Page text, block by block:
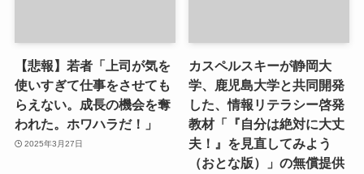
【悲報】若者「上司が気を
使いすぎて仕事をさせても
らえない。成長の機会を奪
われた。ホワハラだ！」
2025年3月27日
カスペルスキーが静岡大
学、鹿児島大学と共同開発
した、情報リテラシー啓発
教材「『自分は絶対に大丈
夫！』を見直してみよう
（おとな版）」の無償提供